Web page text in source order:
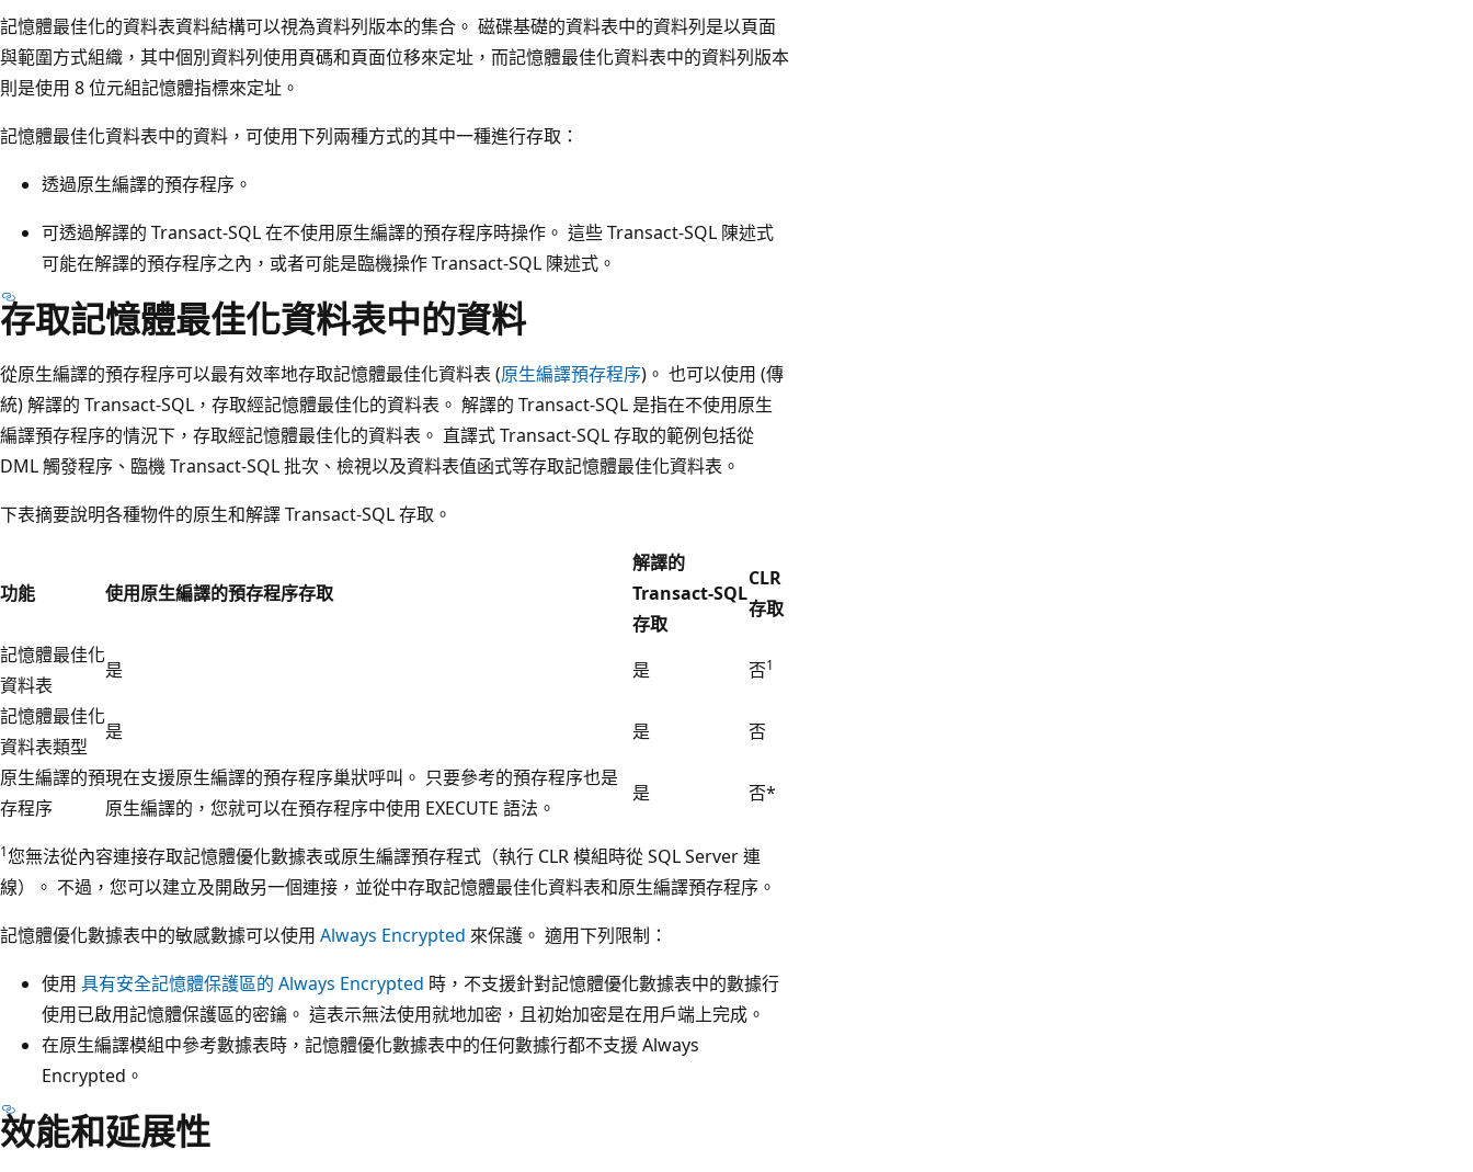
記憶體最佳化的資料表資料結構可以視為資料列版本的集合。 磁碟基礎的資料表中的資料列是以頁面
與範圍方式組織，其中個別資料列使用頁碼和頁面位移來定址，而記憶體最佳化資料表中的資料列版本
則是使用 8 位元組記憶體指標來定址。
記憶體最佳化資料表中的資料，可使用下列兩種方式的其中一種進行存取：
透過原生編譯的預存程序。
可透過解譯的 Transact-SQL 在不使用原生編譯的預存程序時操作。 這些 Transact-SQL 陳述式
可能在解譯的預存程序之內，或者可能是臨機操作 Transact-SQL 陳述式。
存取記憶體最佳化資料表中的資料
從原生編譯的預存程序可以最有效率地存取記憶體最佳化資料表 (原生編譯預存程序)。 也可以使用 (傳
統) 解譯的 Transact-SQL，存取經記憶體最佳化的資料表。 解譯的 Transact-SQL 是指在不使用原生
編譯預存程序的情況下，存取經記憶體最佳化的資料表。 直譯式 Transact-SQL 存取的範例包括從
DML 觸發程序、臨機 Transact-SQL 批次、檢視以及資料表值函式等存取記憶體最佳化資料表。
下表摘要說明各種物件的原生和解譯 Transact-SQL 存取。
功能 使用原生編譯的預存程序存取
解譯的
Transact-SQL
存取
CLR
存取
記憶體最佳化
資料表
是 是 否1
記憶體最佳化
資料表類型
是 是
否
原生編譯的預
存程序
現在支援原生編譯的預存程序巢狀呼叫。 只要參考的預存程序也是
原生編譯的，您就可以在預存程序中使用 EXECUTE 語法。
是 否*
1您無法從內容連接存取記憶體優化數據表或原生編譯預存程式（執行 CLR 模組時從 SQL Server 連
線）。 不過，您可以建立及開啟另一個連接，並從中存取記憶體最佳化資料表和原生編譯預存程序。
記憶體優化數據表中的敏感數據可以使用 Always Encrypted 來保護。 適用下列限制：
使用 具有安全記憶體保護區的 Always Encrypted 時，不支援針對記憶體優化數據表中的數據行
使用已啟用記憶體保護區的密鑰。 這表示無法使用就地加密，且初始加密是在用戶端上完成。
在原生編譯模組中參考數據表時，記憶體優化數據表中的任何數據行都不支援 Always
Encrypted。
效能和延展性